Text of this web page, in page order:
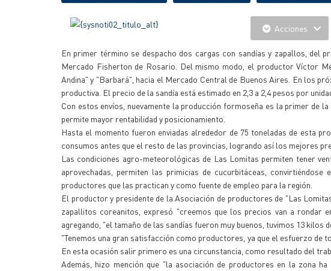
Acciones
En primer término se despacho dos cargas con sandías y zapallos, del
Mercado Fisherton de Rosario. Del mismo modo, el productor Víctor
Andina" y "Barbará", hacia el Mercado Central de Buenos Aires. En los
productiva. El precio de la sandía está estimado en 2,3 a 2,4 pesos por
Con estos envíos, nuevamente la producción formoseña es la primer de
permite mayor rentabilidad y posicionamiento.
Hasta el momento fueron enviadas alrededor de 75 toneladas de esta
consumos antes que el resto de las provincias, logrando así los mejores
Las condiciones agro-meteorológicas de Las Lomitas permiten tener
aprovechadas, permiten las primicias de cucurbitáceas,
productores que las practican y como fuente de empleo para la región.
El productor y presidente de la Asociación de productores de "Las
zapallitos coreanitos, expresó "creemos que los precios van a rondar
agregando, "el tamaño de las sandías fueron muy buenos, tuvimos 13 kilos
"Tenemos una gran satisfacción como productores, ya que el esfuerzo de
En esta ocasión salir primero es una circunstancia, como resultado del
Además, hizo mención que "la asociación de productores en la zona